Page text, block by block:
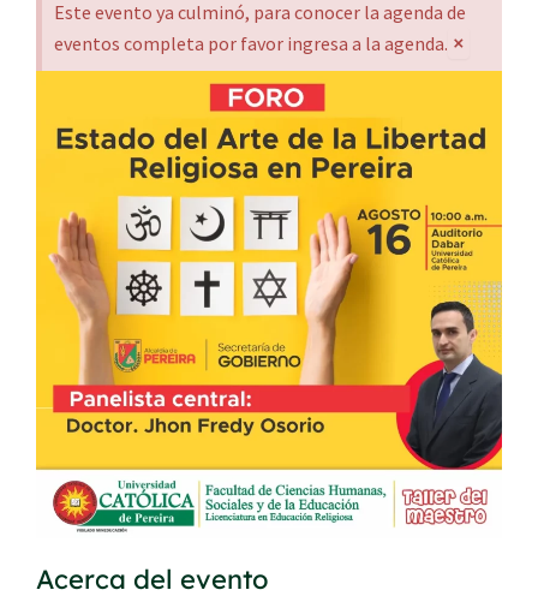
Este evento ya culminó, para conocer la agenda de
eventos completa por favor ingresa a la agenda. ×
Acerca del evento